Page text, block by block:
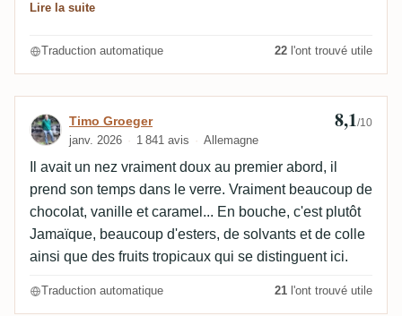
Jamaïque, fumé, la mélasse est très fraîche,
En bouche, l'attaque est médicinale avec esters et
avec des fruits tropicaux comme la banane et
l'ananas, maracuja, agrumes, certains sont confits, la
pomme est cuite, le bois est grillé avec du sucre brûlé,
caramel, chocolat, épicé avec des épices de
pâtisserie, gingembre. 8,4 : La finale est
moyennement longue, sèche et tannique, avec du
chêne toasté/grillé, fumé, épicé, associant une
mélasse florale (lavande), sombre avec du thé noir,
Lire la suite
Traduction automatique 22 l'ont trouvé utile
Avis de Timo Groeger
Timo Groeger
janv. 2026 1 841 avis Allemagne
8,1/10
Il avait un nez vraiment doux au premier abord, il
prend son temps dans le verre. Vraiment beaucoup de
chocolat, vanille et caramel... En bouche, c'est plutôt
Jamaïque, beaucoup d'esters, de solvants et de colle
ainsi que des fruits tropicaux qui se distinguent ici.
Traduction automatique 21 l'ont trouvé utile